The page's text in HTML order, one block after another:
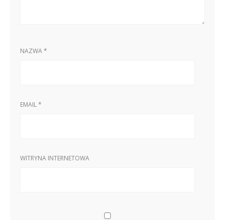
NAZWA*
EMAIL*
WITRYNA INTERNETOWA